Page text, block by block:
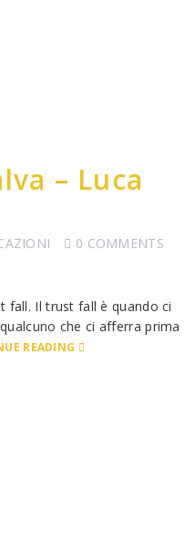
– Luca
0 COMMENTS
fall. Il trust fall è quando ci
che ci afferra prima
READING